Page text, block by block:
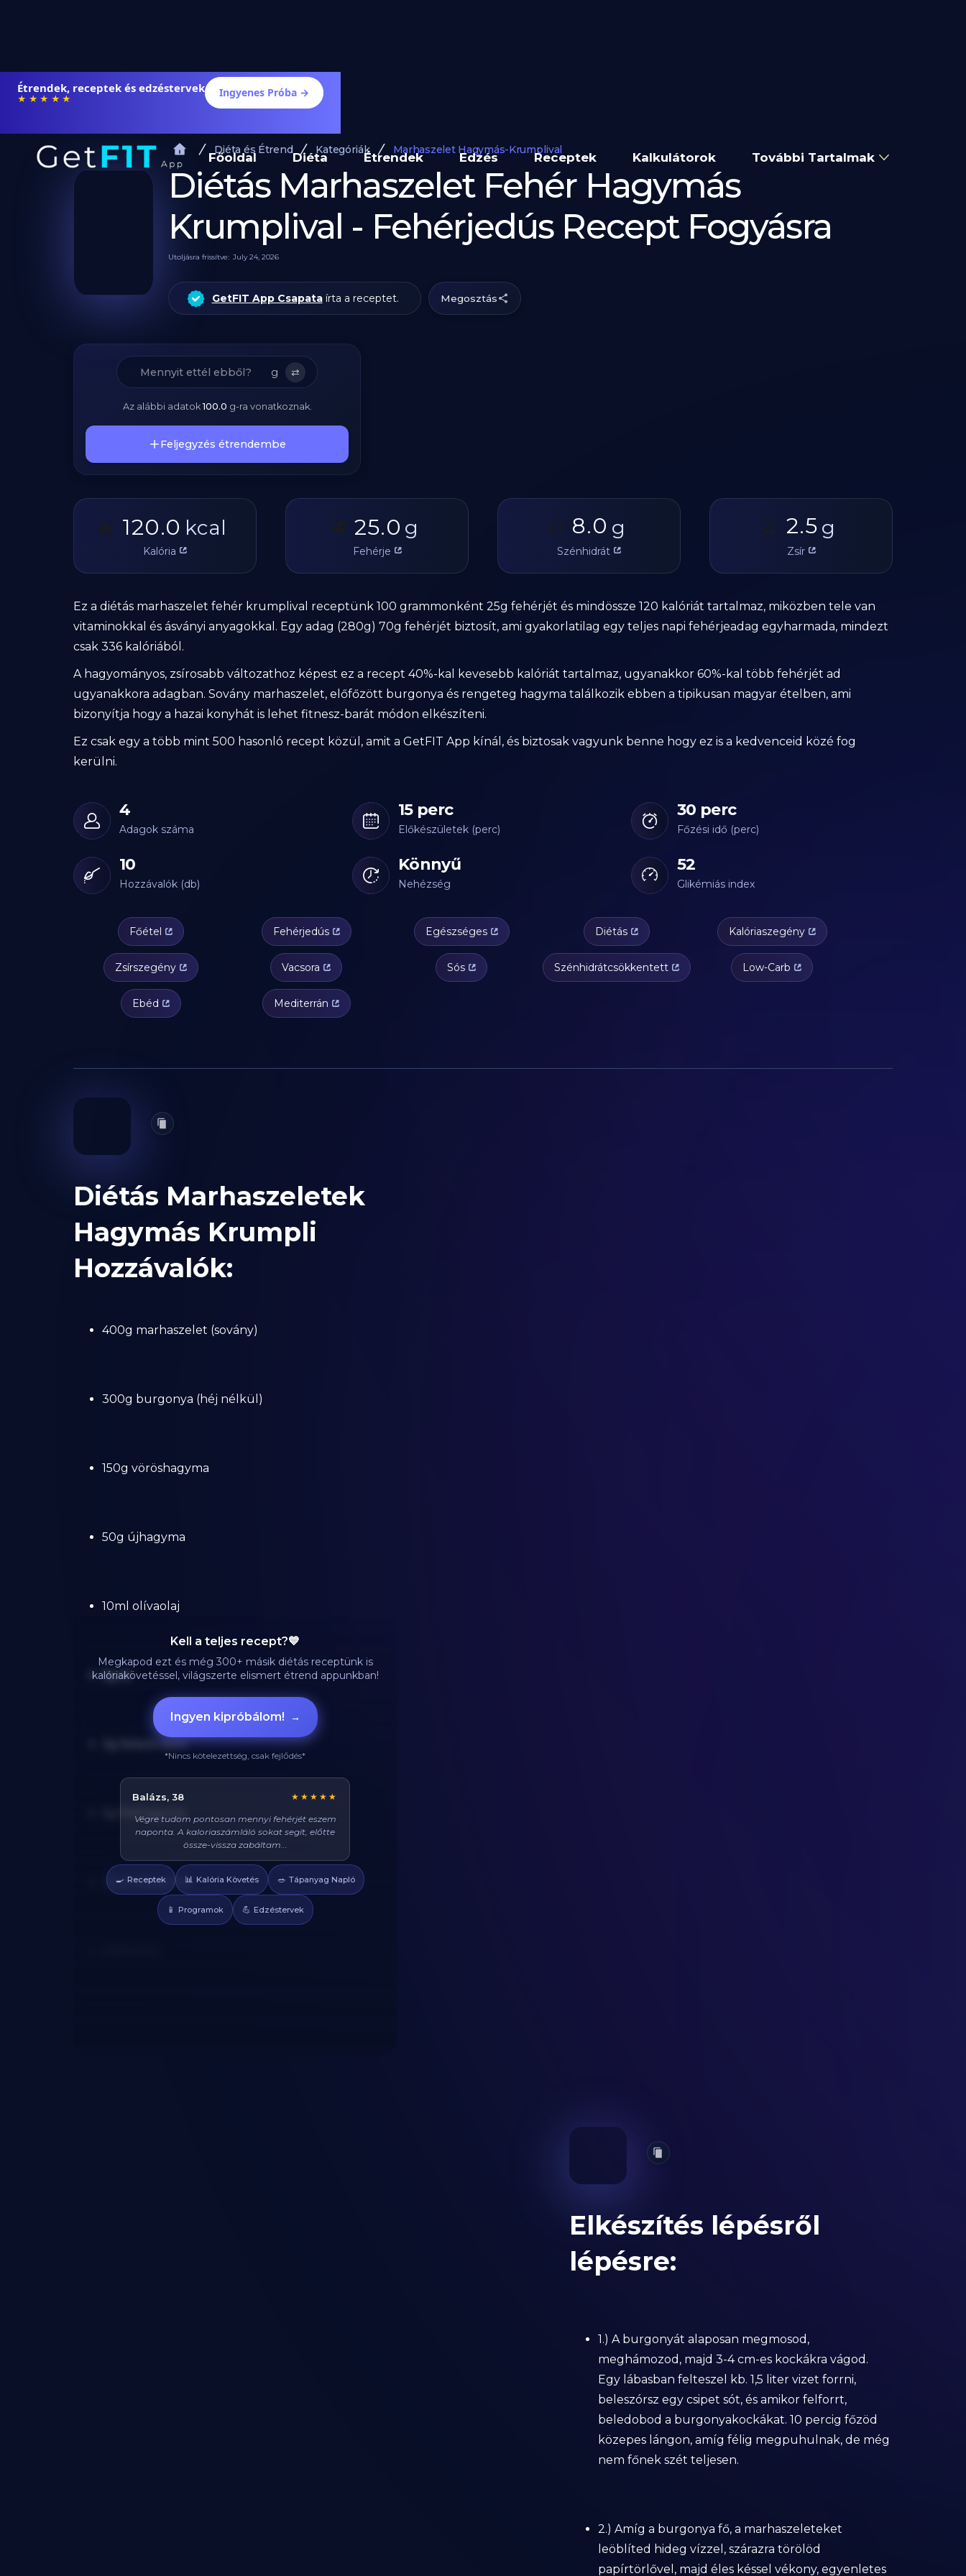
Étrendek, receptek és edzéstervek
★★★★★ Ingyenes Próba →
Főoldal Diéta Étrendek Edzés Receptek Kalkulátorok További Tartalmak
Diéta és Étrend Kategóriák Marhaszelet Hagymás-Krumplival
Diétás Marhaszelet Fehér Hagymás
Krumplival - Fehérjedús Recept Fogyásra
Utoljásra frissítve: July 24, 2026
GetFIT App Csapataírta a receptet. Megosztás
g ⇄
Az alábbi adatok100.0 g-ra vonatkoznak.
Feljegyzés étrendembe
🔥 120.0 kcal
Kalória
🥩 25.0 g
Fehérje
🥔 8.0 g
Szénhidrát
🫒 2.5 g
Zsír
Ez a diétás marhaszelet fehér krumplival receptünk 100 grammonként 25g fehérjét és mindössze 120 kalóriát tartalmaz, miközben tele van
vitaminokkal és ásványi anyagokkal. Egy adag (280g) 70g fehérjét biztosít, ami gyakorlatilag egy teljes napi fehérjeadag egyharmada, mindezt
csak 336 kalóriából.
A hagyományos, zsírosabb változathoz képest ez a recept 40%-kal kevesebb kalóriát tartalmaz, ugyanakkor 60%-kal több fehérjét ad
ugyanakkora adagban. Sovány marhaszelet, előfőzött burgonya és rengeteg hagyma találkozik ebben a tipikusan magyar ételben, ami
bizonyítja hogy a hazai konyhát is lehet fitnesz-barát módon elkészíteni.
Ez csak egy a több mint 500 hasonló recept közül, amit a GetFIT App kínál, és biztosak vagyunk benne hogy ez is a kedvenceid közé fog
kerülni.
4
Adagok száma
15 perc
Előkészületek (perc)
30 perc
Főzési idő (perc)
10
Hozzávalók (db)
Könnyű
Nehézség
52
Glikémiás index
Főétel Fehérjedús Egészséges Diétás Kalóriaszegény
Zsírszegény Vacsora Sós Szénhidrátcsökkentett Low-Carb
Ebéd Mediterrán
Diétás Marhaszeletek
Hagymás Krumpli
Hozzávalók:
400g marhaszelet (sovány)
300g burgonya (héj nélkül)
150g vöröshagyma
50g újhagyma
10ml olívaolaj
5g só
3g fekete bors
2g pirospaprika
Kell a teljes recept?💙
Megkapod ezt és még 300+ másik diétás receptünk is
kalóriakövetéssel, világszerte elismert étrend appunkban!
Ingyen kipróbálom! →
*Nincs kötelezettség, csak fejlődés*
Dóra, 25 ★★★★★
Nem is érzem diétának ezt az egészet, olyan jó
kajákat eszem tőletek. Már 6 kilót fogytam
mióta csatlakoztam!
🍳 Receptek 📊 Kalória Követés 🥗 Tápanyag Napló
📱 Programok 💪 Edzéstervek
Elkészítés lépésről
lépésre:
1.) A burgonyát alaposan megmosod,
meghámozod, majd 3-4 cm-es kockákra vágod.
Egy lábasban felteszel kb. 1,5 liter vizet forrni,
beleszórsz egy csipet sót, és amikor felforrt,
beledobod a burgonyakockákat. 10 percig főzöd
közepes lángon, amíg félig megpuhulnak, de még
nem főnek szét teljesen.
2.) Amíg a burgonya fő, a marhaszeleteket
leöblíted hideg vízzel, szárazra törölöd
papírtörlővel, majd éles késsel vékony, egyenletes